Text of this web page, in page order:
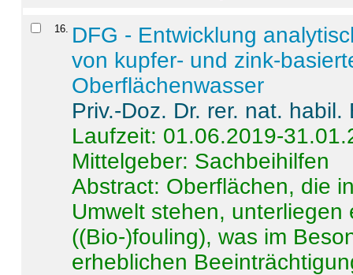
16
DFG - Entwicklung
von kupfer- und zink-
Oberflächenwasser
Priv.-Doz. Dr. rer. nat.
Laufzeit: 01.06.2019-
Mittelgeber: Sachbeihilfen
Abstract: Oberflächen, die
Umwelt stehen,
((Bio-)fouling), was im
erheblichen